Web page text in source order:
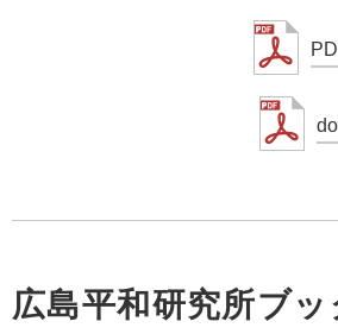
広島平和研究所ブッ